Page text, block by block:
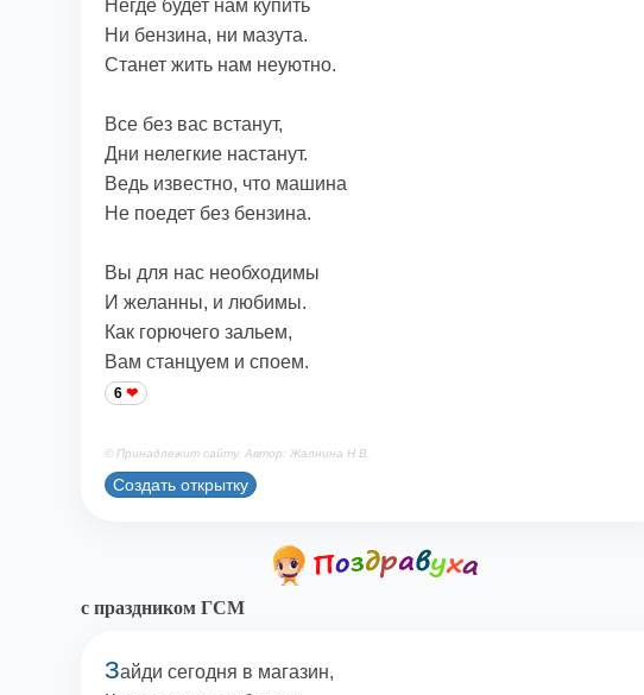
Негде будет нам купить
Ни бензина, ни мазута.
Станет жить нам неуютно.
Все без вас встанут,
Дни нелегкие настанут.
Ведь известно, что машина
Не поедет без бензина.
Вы для нас необходимы
И желанны, и любимы.
Как горючего зальем,
Вам станцуем и споем.
6
© Принадлежит сайту. Автор: Жалнина Н.В.
Создать открытку
с праздником ГСМ
Зайди сегодня в магазин,